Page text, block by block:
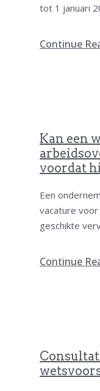
tot 1 januari
Continue
Kan een
voordat
Een
vacature voor
geschikte
Continue